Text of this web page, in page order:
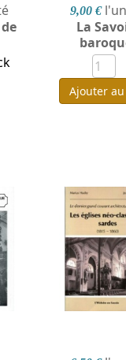
9,00 €
La
Ajouter